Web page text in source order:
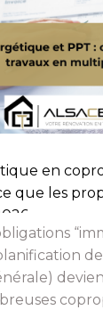
en
que les